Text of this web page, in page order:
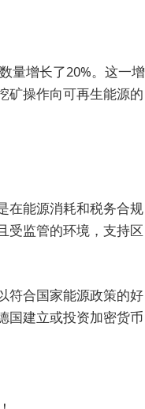
量增长了20%。这一增
矿操作向可再生能源的
在能源消耗和税务合规
受监管的环境，支持区
符合国家能源政策的好
国建立或投资加密货币